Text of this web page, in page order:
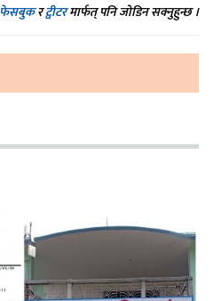
फेसबुकरट्वीटरमार्फत् पनि जोडिन सक्नुहुन्छ ।